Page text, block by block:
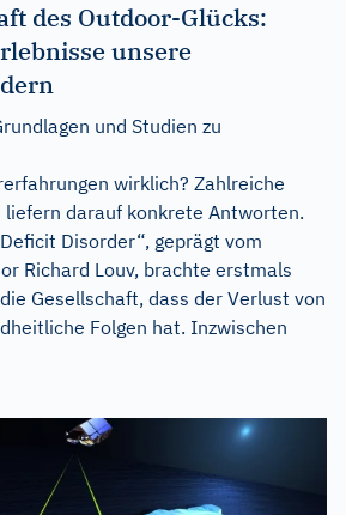
des Outdoor-Glücks:
unsere
und Studien zu
wirklich? Zahlreiche
liefern darauf konkrete Antworten.
Disorder“, geprägt vom
Richard Louv, brachte erstmals
Gesellschaft, dass der Verlust von
Folgen hat. Inzwischen